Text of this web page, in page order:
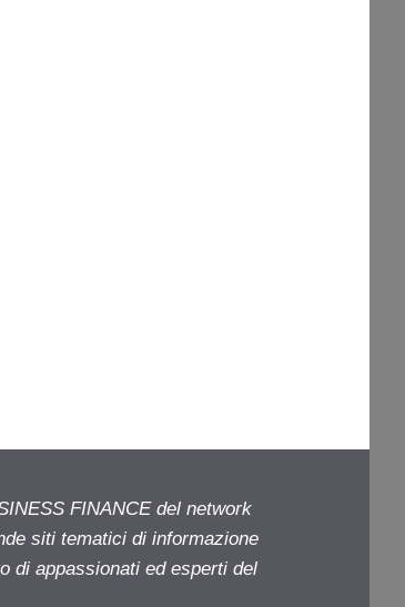
FINANCE del network
siti tematici di informazione
di appassionati ed esperti del